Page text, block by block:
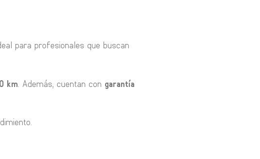
para profesionales que buscan
km . Además, cuentan con garantía